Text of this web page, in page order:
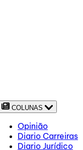
COLUNAS
Opinião
Diario Carreiras
Diario Jurídico